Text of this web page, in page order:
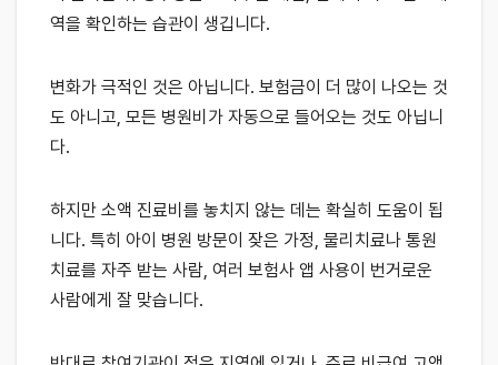
역을 확인하는 습관이 생깁니다.
변화가 극적인 것은 아닙니다. 보험금이 더 많이 나오는 것
도 아니고, 모든 병원비가 자동으로 들어오는 것도 아닙니
다.
하지만 소액 진료비를 놓치지 않는 데는 확실히 도움이 됩
니다. 특히 아이 병원 방문이 잦은 가정, 물리치료나 통원
치료를 자주 받는 사람, 여러 보험사 앱 사용이 번거로운
사람에게 잘 맞습니다.